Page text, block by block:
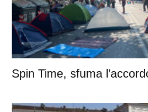
Spin Time, sfuma